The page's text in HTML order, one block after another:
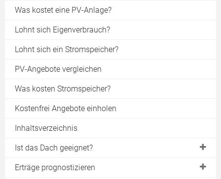
Was kostet eine PV-Anlage?
Lohnt sich Eigenverbrauch?
Lohnt sich ein Stromspeicher?
PV-Angebote vergleichen
Was kosten Stromspeicher?
Kostenfrei Angebote einholen
Inhaltsverzeichnis
Ist das Dach geeignet?
Vor- & Nachteile einer PV-Anlage
Erträge prognostizieren